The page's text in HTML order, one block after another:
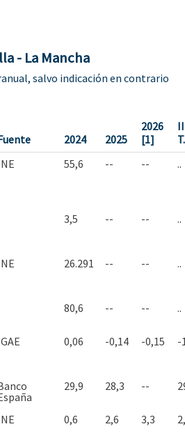
- La Mancha
salvo indicación en contrario
2024 2025
2026
[1]
II
55,6 -- -- ..
3,5 -- -- ..
26.291 -- -- ..
80,6 -- -- ..
0,06 -0,14 -0,15 -
29,9 28,3 --
0,6 2,6 3,3